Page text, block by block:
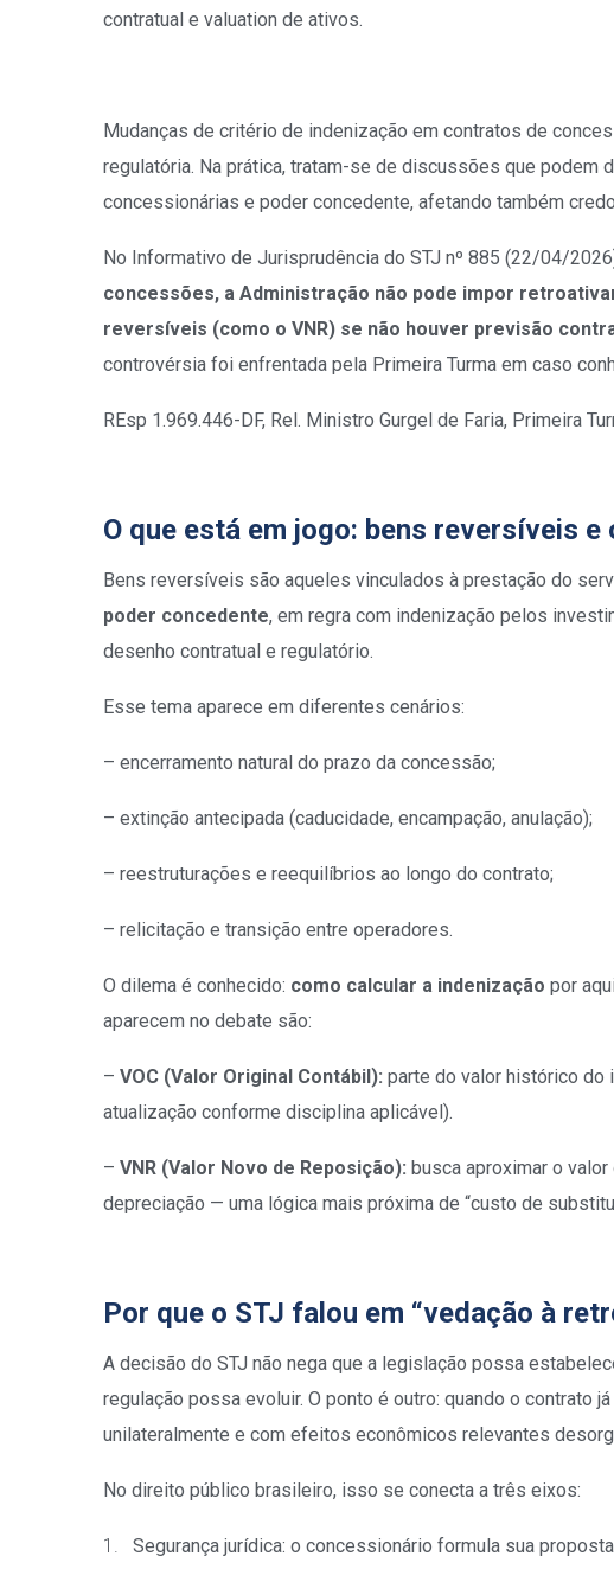
contratual e valuation de ativos.
Mudanças de critério de indenização em contratos de
regulatória. Na prática, tratam-se de discussões que
concessionárias e poder concedente, afetando também
No Informativo de Jurisprudência do STJ nº 885 (22/04/
concessões, a Administração não pode impor
reversíveis (como o VNR) se não houver previsão
controvérsia foi enfrentada pela Primeira Turma em caso
REsp 1.969.446-DF, Rel. Ministro Gurgel de Faria, Primeira
O que está em jogo: bens reversíveis e
Bens reversíveis são aqueles vinculados à prestação do
poder concedente, em regra com indenização pelos
desenho contratual e regulatório.
Esse tema aparece em diferentes cenários:
– encerramento natural do prazo da concessão;
– extinção antecipada (caducidade, encampação, anulação);
– reestruturações e reequilíbrios ao longo do contrato;
– relicitação e transição entre operadores.
O dilema é conhecido: como calcular a indenização por
aparecem no debate são:
– VOC (Valor Original Contábil): parte do valor histórico do
atualização conforme disciplina aplicável).
– VNR (Valor Novo de Reposição): busca aproximar o
depreciação — uma lógica mais próxima de “custo de
Por que o STJ falou em “vedação à
A decisão do STJ não nega que a legislação possa
regulação possa evoluir. O ponto é outro: quando o contrato
unilateralmente e com efeitos econômicos relevantes
No direito público brasileiro, isso se conecta a três eixos:
Segurança jurídica: o concessionário formula sua